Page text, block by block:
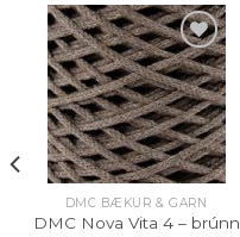
Setja á
óskalista
DMC BÆKUR & GARN
DMC Nova Vita 4 – brúnn